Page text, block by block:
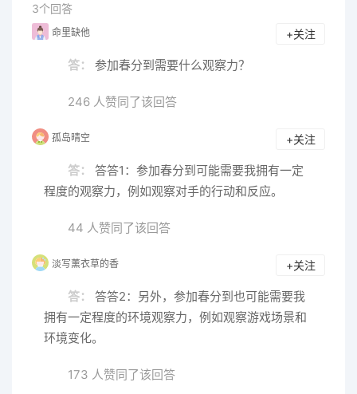
3个回答
命里缺他 +关注
答： 参加春分到需要什么观察力？
246 人赞同了该回答
孤岛晴空 +关注
答：
答答1：参加春分到可能需要我拥有一定
程度的观察力，例如观察对手的行动和反应。
44 人赞同了该回答
淡写薰衣草的香 +关注
答：
答答2：另外，参加春分到也可能需要我
拥有一定程度的环境观察力，例如观察游戏场景和
环境变化。
173 人赞同了该回答